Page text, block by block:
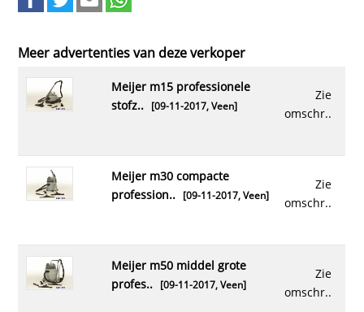
Meer advertenties van deze verkoper
Zie
omschr..
meijer m15 professionele
stofz..[09-11-2017, Veen]
Zie
omschr..
meijer m30 compacte
profession..[09-11-2017, Veen]
Zie
omschr..
meijer m50 middel grote
profes..[09-11-2017, Veen]